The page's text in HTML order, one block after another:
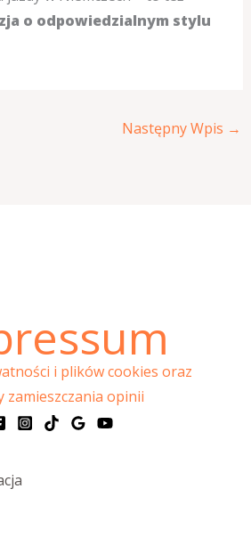
o odpowiedzialnym stylu
Następny Wpis →
i plików cookies oraz
zamieszczania opinii